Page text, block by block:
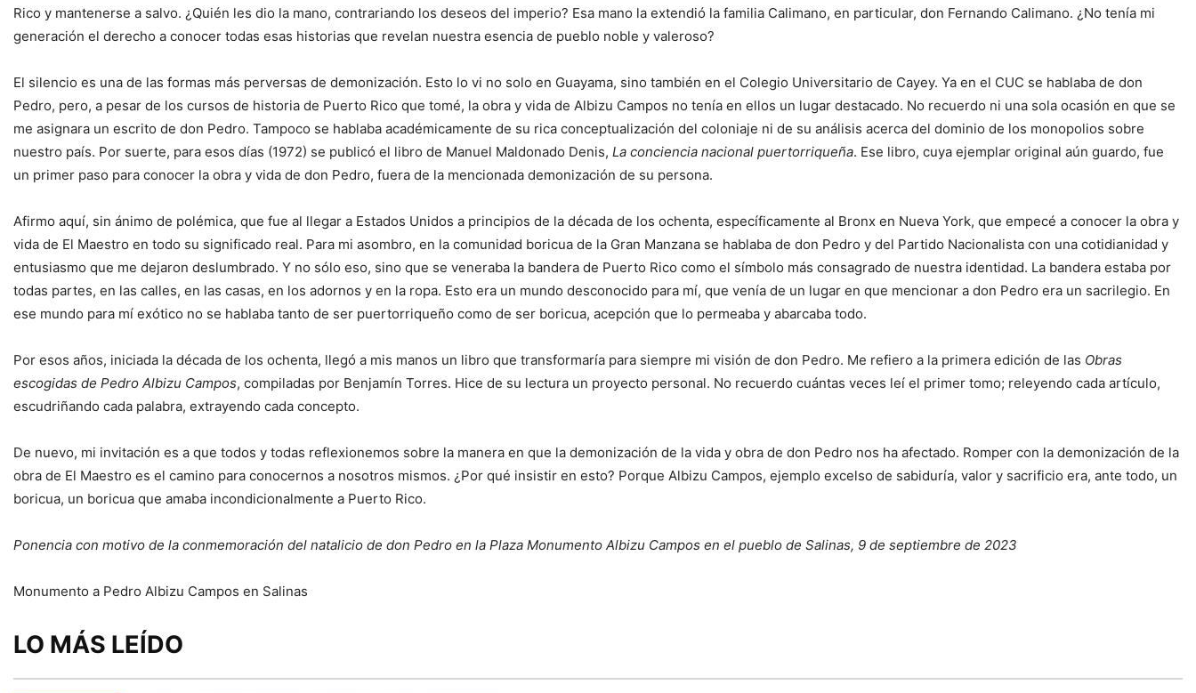
Rico y mantenerse a salvo. ¿Quién les dio la mano, contrariando los deseos del imperio? Esa mano la extendió la familia Calimano, en particular, don Fernando Calimano. ¿No tenía mi
generación el derecho a conocer todas esas historias que revelan nuestra esencia de pueblo noble y valeroso?
El silencio es una de las formas más perversas de demonización. Esto lo vi no solo en Guayama, sino también en el Colegio Universitario de Cayey. Ya en el CUC se hablaba de don
Pedro, pero, a pesar de los cursos de historia de Puerto Rico que tomé, la obra y vida de Albizu Campos no tenía en ellos un lugar destacado. No recuerdo ni una sola ocasión en que se
me asignara un escrito de don Pedro. Tampoco se hablaba académicamente de su rica conceptualización del coloniaje ni de su análisis acerca del dominio de los monopolios sobre
nuestro país. Por suerte, para esos días (1972) se publicó el libro de Manuel Maldonado Denis, La conciencia nacional puertorriqueña. Ese libro, cuya ejemplar original aún guardo, fue
un primer paso para conocer la obra y vida de don Pedro, fuera de la mencionada demonización de su persona.
Afirmo aquí, sin ánimo de polémica, que fue al llegar a Estados Unidos a principios de la década de los ochenta, específicamente al Bronx en Nueva York, que empecé a conocer la obra y
vida de El Maestro en todo su significado real. Para mi asombro, en la comunidad boricua de la Gran Manzana se hablaba de don Pedro y del Partido Nacionalista con una cotidianidad y
entusiasmo que me dejaron deslumbrado. Y no sólo eso, sino que se veneraba la bandera de Puerto Rico como el símbolo más consagrado de nuestra identidad. La bandera estaba por
todas partes, en las calles, en las casas, en los adornos y en la ropa. Esto era un mundo desconocido para mí, que venía de un lugar en que mencionar a don Pedro era un sacrilegio. En
ese mundo para mí exótico no se hablaba tanto de ser puertorriqueño como de ser boricua, acepción que lo permeaba y abarcaba todo.
Por esos años, iniciada la década de los ochenta, llegó a mis manos un libro que transformaría para siempre mi visión de don Pedro. Me refiero a la primera edición de las Obras
escogidas de Pedro Albizu Campos, compiladas por Benjamín Torres. Hice de su lectura un proyecto personal. No recuerdo cuántas veces leí el primer tomo; releyendo cada artículo,
escudriñando cada palabra, extrayendo cada concepto.
De nuevo, mi invitación es a que todos y todas reflexionemos sobre la manera en que la demonización de la vida y obra de don Pedro nos ha afectado. Romper con la demonización de la
obra de El Maestro es el camino para conocernos a nosotros mismos. ¿Por qué insistir en esto? Porque Albizu Campos, ejemplo excelso de sabiduría, valor y sacrificio era, ante todo, un
boricua, un boricua que amaba incondicionalmente a Puerto Rico.
Ponencia con motivo de la conmemoración del natalicio de don Pedro en la Plaza Monumento Albizu Campos en el pueblo de Salinas, 9 de septiembre de 2023
Monumento a Pedro Albizu Campos en Salinas
LO MÁS LEÍDO